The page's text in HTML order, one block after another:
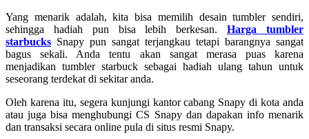
Yang menarik adalah, kita bisa memilih desain tumbler sendiri,
sehingga hadiah pun bisa lebih berkesan.Harga tumbler
starbucks Snapy pun sangat terjangkau tetapi barangnya sangat
bagus sekali. Anda tentu akan sangat merasa puas karena
menjadikan tumbler starbuck sebagai hadiah ulang tahun untuk
seseorang terdekat di sekitar anda.
Oleh karena itu, segera kunjungi kantor cabang Snapy di kota anda
atau juga bisa menghubungi CS Snapy dan dapakan info menarik
dan transaksi secara online pula di situs resmi Snapy.